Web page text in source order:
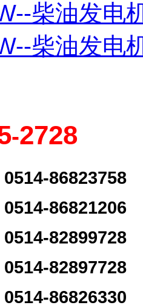
柴油发电
柴油发电
-2728
0514-86823758
86821206
0514-82899728
82897728
86826330